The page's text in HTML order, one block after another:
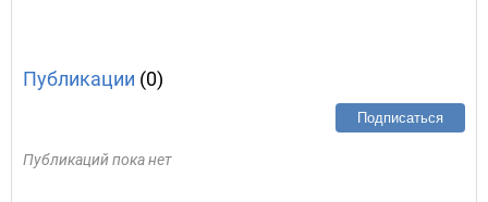
Публикации (0)
Подписаться
Публикаций пока нет